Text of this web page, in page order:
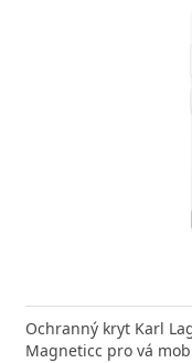
Ochranný kryt Karl
Magneticc pro vá
Xiaomi s
bleskurychle